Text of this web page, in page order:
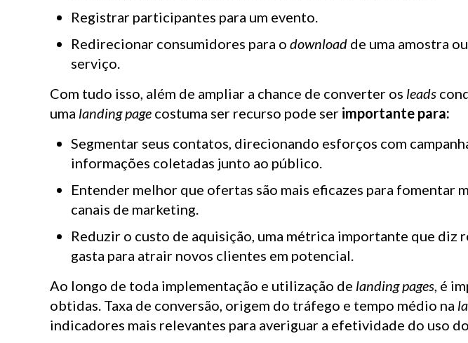
Registrar participantes para um evento.
Redirecionar consumidores para odownload de uma amostra
serviço.
Com tudo isso, além de ampliar a chance de converter os leads
uma landing page costuma ser recurso pode ser importante para:
Segmentar seus contatos, direcionando esforços com
informações coletadas junto ao público.
Entender melhor que ofertas são mais eficazes para fomentar
canais de marketing.
Reduzir o custo de aquisição, uma métrica importante que diz
gasta para atrair novos clientes em potencial.
Ao longo de toda implementação e utilização de landing pages, é
obtidas. Taxa de conversão, origem do tráfego e tempo médio na
indicadores mais relevantes para averiguar a efetividade do uso